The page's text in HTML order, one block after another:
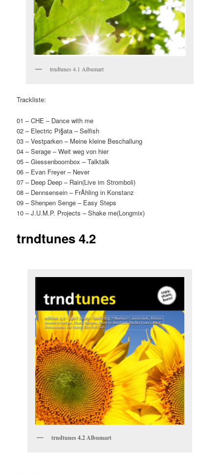
trndtunes 4.1 Albumart
Trackliste:
01 – CHE – Dance with me
02 – Electric Pi§ata – Selfish
03 – Vestparken – Meine kleine Beschallung
04 – Serage – Weit weg von hier
05 – Giessenboombox – Talktalk
06 – Evan Freyer – Never
07 – Deep Deep – Rain(Live im Stromboli)
08 – Dennsensein – FrÅhling in Konstanz
09 – Shenpen Senge – Easy Steps
10 – J.U.M.P. Projects – Shake me(Longmix)
trndtunes 4.2
trndtunes 4.2 Albumart